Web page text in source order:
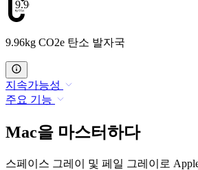
9.96
9.96kg CO2e 탄소 발자국
지속가능성
주요 기능
Mac을 마스터하다
스페이스 그레이 및 페일 그레이로